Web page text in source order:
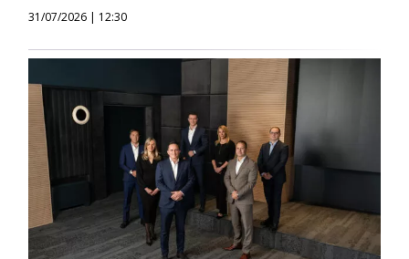
31/07/2026 | 12:30